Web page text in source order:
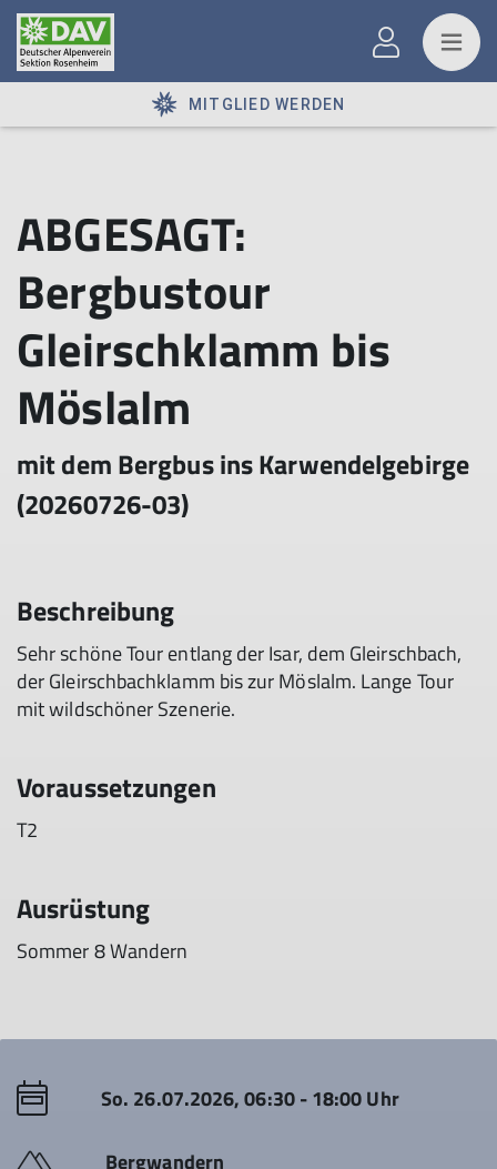
MITGLIED WERDEN
ABGESAGT:
Bergbustour
Gleirschklamm bis
Möslalm
mit dem Bergbus ins Karwendelgebirge
(20260726-03)
Beschreibung
Sehr schöne Tour entlang der Isar, dem Gleirschbach,
der Gleirschbachklamm bis zur Möslalm. Lange Tour
mit wildschöner Szenerie.
Voraussetzungen
T2
Ausrüstung
Sommer 8 Wandern
So. 26.07.2026, 06:30 - 18:00 Uhr
Bergwandern